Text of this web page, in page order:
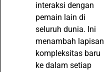
interaksi dengan
pemain lain di
seluruh dunia. Ini
menambah lapisan
kompleksitas baru
ke dalam setiap